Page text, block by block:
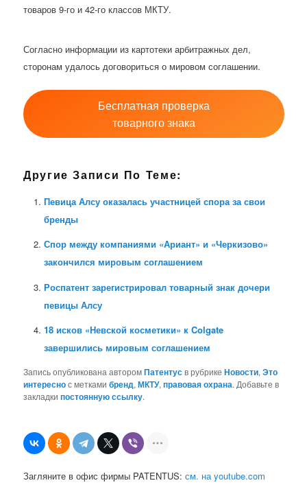
товаров 9-го и 42-го классов МКТУ.
Согласно информации из картотеки арбитражных дел,
сторонам удалось договориться о мировом соглашении.
Бесплатная проверка
товарного знака
Другие Записи По Теме:
Певица Алсу оказалась участницей спора за свои
бренды
Спор между компаниями «Ариант» и «Черкизово»
закончился мировым соглашением
Роспатент зарегистрировал товарный знак дочери
певицы Алсу
18 исков «Невской косметики» к Colgate
завершились мировым соглашением
Запись опубликована авторомПатентусв рубрикеНовости,Это
интереснос меткамибренд,МКТУ,правовая охрана. Добавьте в
закладкипостоянную ссылку.
Загляните в офис фирмы PATENTUS:см. на youtube.com